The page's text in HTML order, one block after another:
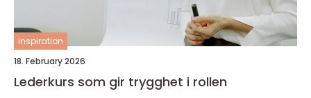
inspiration
18. February 2026
Lederkurs som gir trygghet i rollen